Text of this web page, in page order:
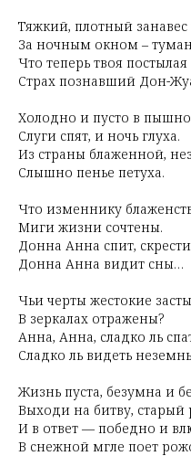
Тяжкий, плотный занавес
За ночным окном –
Что теперь твоя постылая
Страх познавший Дон-
Холодно и пусто в
Слуги спят, и ночь глуха.
Из страны блаженной,
Слышно пенье петуха.
Что изменнику
Миги жизни сочтены.
Донна Анна спит,
Донна Анна видит сны…
Чьи черты жестокие
В зеркалах отражены?
Анна, Анна, сладко ль
Сладко ль видеть
Жизнь пуста, безумна и
Выходи на битву, старый
И в ответ — победно и
В снежной мгле поет